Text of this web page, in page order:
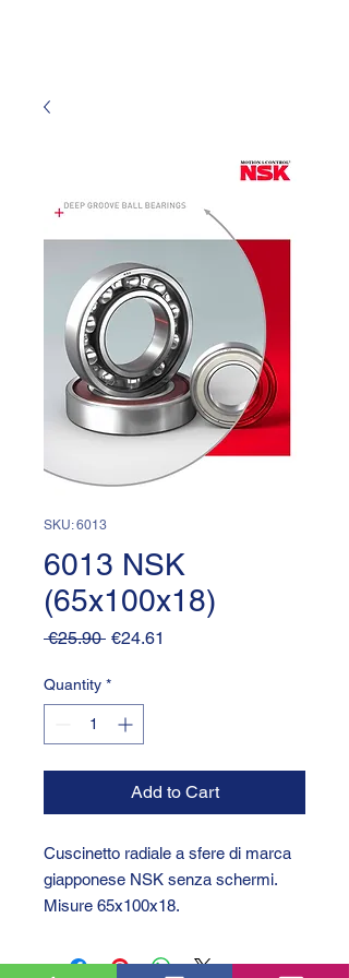
SKU: 6013
6013 NSK
(65x100x18)
€25.90 Regular
€24.61
Quantity *
Add to Cart
Cuscinetto radiale a sfere di marca
giapponese NSK senza schermi.
Misure 65x100x18.